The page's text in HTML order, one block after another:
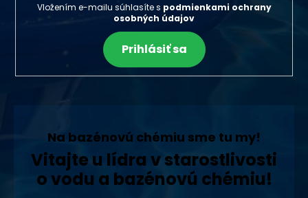
Vložením e-mailu súhlasíte s podmienkami ochrany
osobných údajov
Prihlásiť sa
Na bazénovú chémiu sme tu my!
Vitajte u lídra v starostlivosti
o vodu a bazénovú chémiu!